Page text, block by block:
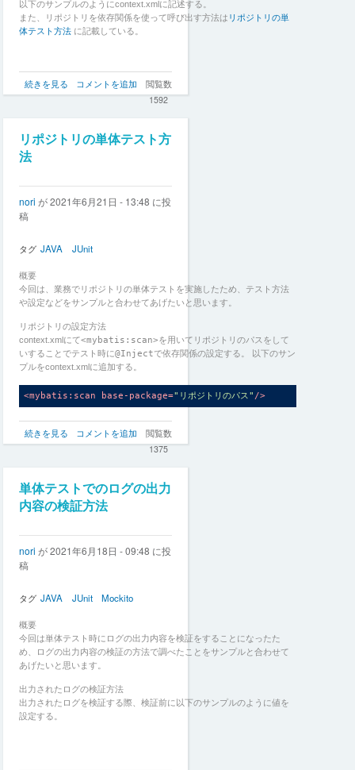
法
の
以下のサンプルのようにcontext.xmlに記述する。
また、リポジトリを依存関係を使って呼び出す方法は リポジトリの単
体テスト方法 に記載している。
モ
ッ
利
用
ぜ
に
ア
セ
す
る
サ
ビ
ス
ク
ラ
の
テ
ス
ト
方
続きを見る コメントを追加
閲覧数
1592
リポジトリの単体テスト方
法
nori が2021年6月21日 - 13:48 に投
稿
タグ JAVA JUnit
概要
今回は、業務でリポジトリの単体テストを実施したため、テスト方法
や設定などをサンプルと合わせてあげたいと思います。
リポジトリの設定方法
context.xmlにて<mybatis:scan>を用いてリポジトリのパスをして
いすることでテスト時に@Injectで依存関係の設定する。 以下のサン
プルをcontext.xmlに追加する。
<mybatis:scan base-package="リポジトリのパス" />
DBアクセス方法
リポジトリのDBアクセスを行う場合、context.xmlにてDBのbean定義
を使用する設定を以下に記す。
リ
ポ
リ
の
単
ス
ト
法
続きを見る コメントを追加
閲覧数
1375
単体テストでのログの出力
内容の検証方法
nori が2021年6月18日 - 09:48 に投
稿
タグ JAVA JUnit Mockito
概要
今回は単体テスト時にログの出力内容を検証をすることになったた
め、ログの出力内容の検証の方法で調べたことをサンプルと合わせて
あげたいと思います。
出力されたログの検証方法
出力されたログを検証する際、検証前に以下のサンプルのように値を
設定する。